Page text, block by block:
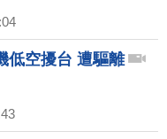
低空擾台 遭驅離